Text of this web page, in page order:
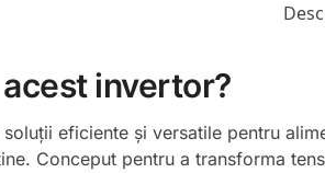
invertor?
soluții eficiente și versatile pentru
Conceput pentru a transforma